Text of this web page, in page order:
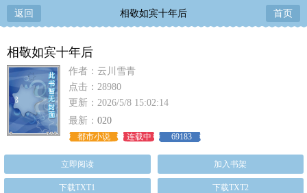
返回 相敬如宾十年后 首页
相敬如宾十年后
作者：云川雪青
点击：28980
更新：2026/5/8 15:02:14
最新： 020
都市小说 连载中 69183
立即阅读 加入书架
下载TXT1 下载TXT2